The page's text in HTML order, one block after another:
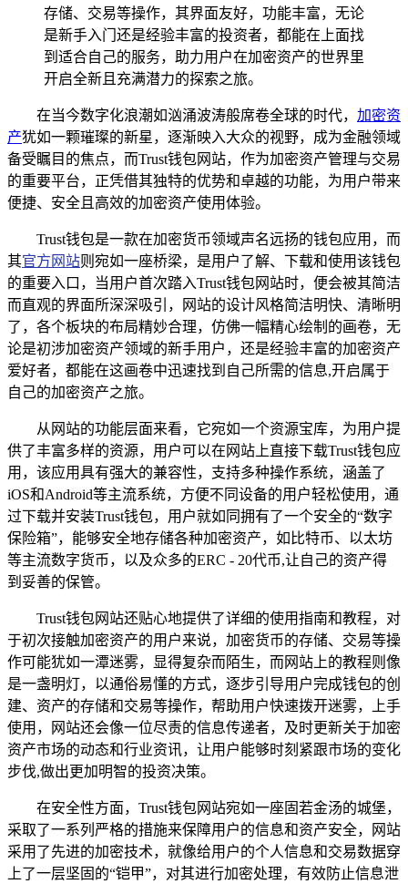
存储、交易等操作，其界面友好，功能丰富，无论
是新手入门还是经验丰富的投资者，都能在上面找
到适合自己的服务，助力用户在加密资产的世界里
开启全新且充满潜力的探索之旅。
在当今数字化浪潮如汹涌波涛般席卷全球的时代， 加密资
产犹如一颗璀璨的新星，逐渐映入大众的视野，成为金融领域
备受瞩目的焦点，而Trust钱包网站，作为加密资产管理与交易
的重要平台，正凭借其独特的优势和卓越的功能，为用户带来
便捷、安全且高效的加密资产使用体验。
Trust钱包是一款在加密货币领域声名远扬的钱包应用，而
其官方网站则宛如一座桥梁，是用户了解、下载和使用该钱包
的重要入口，当用户首次踏入Trust钱包网站时，便会被其简洁
而直观的界面所深深吸引，网站的设计风格简洁明快、清晰明
了，各个板块的布局精妙合理，仿佛一幅精心绘制的画卷，无
论是初涉加密资产领域的新手用户，还是经验丰富的加密资产
爱好者，都能在这画卷中迅速找到自己所需的信息,开启属于
自己的加密资产之旅。
从网站的功能层面来看，它宛如一个资源宝库，为用户提
供了丰富多样的资源，用户可以在网站上直接下载Trust钱包应
用，该应用具有强大的兼容性，支持多种操作系统，涵盖了
iOS和Android等主流系统，方便不同设备的用户轻松使用，通
过下载并安装Trust钱包，用户就如同拥有了一个安全的“数字
保险箱”，能够安全地存储各种加密资产，如比特币、以太坊
等主流数字货币，以及众多的ERC - 20代币,让自己的资产得
到妥善的保管。
Trust钱包网站还贴心地提供了详细的使用指南和教程，对
于初次接触加密资产的用户来说，加密货币的存储、交易等操
作可能犹如一潭迷雾，显得复杂而陌生，而网站上的教程则像
是一盏明灯，以通俗易懂的方式，逐步引导用户完成钱包的创
建、资产的存储和交易等操作，帮助用户快速拨开迷雾，上手
使用，网站还会像一位尽责的信息传递者，及时更新关于加密
资产市场的动态和行业资讯，让用户能够时刻紧跟市场的变化
步伐,做出更加明智的投资决策。
在安全性方面，Trust钱包网站宛如一座固若金汤的城堡，
采取了一系列严格的措施来保障用户的信息和资产安全，网站
采用了先进的加密技术，就像给用户的个人信息和交易数据穿
上了一层坚固的“铠甲”，对其进行加密处理，有效防止信息泄